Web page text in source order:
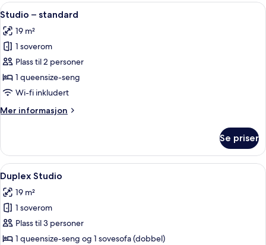
3
Åpne
alle
bildene
av
Studio
–
standard
Studio – standard | Sengetøy av
6
Studio – standard
19 m²
1 soverom
Plass til 2 personer
1 queensize-seng
Wi-fi inkludert
Mer informasjon
Mer
–
standard
Se priser
Åpne
alle
bildene
av
Duplex
Studio
Duplex Studio | Sengetøy av topp
10
Duplex Studio
19 m²
1 soverom
Plass til 3 personer
1 queensize-seng og 1 sovesofa (dobbel)